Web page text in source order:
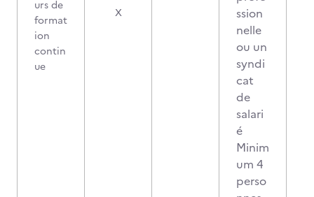
urs de
format
ion
contin
ue
X
ssion
nelle
ou un
syndi
cat
de
salari
é
Minim
um 4
perso